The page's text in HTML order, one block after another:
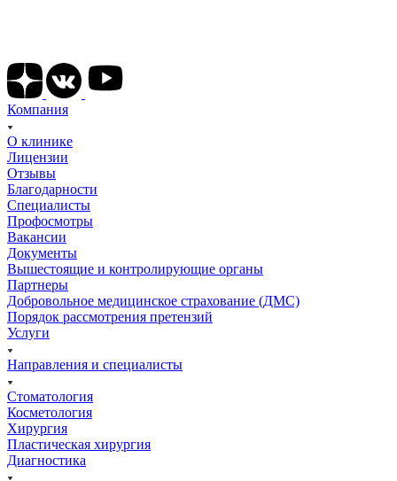
Компания
О клинике
Лицензии
Отзывы
Благодарности
Специалисты
Профосмотры
Вакансии
Документы
Вышестоящие и контролирующие органы
Партнеры
Добровольное медицинское страхование (ДМС)
Порядок рассмотрения претензий
Услуги
Направления и специалисты
Стоматология
Косметология
Хирургия
Пластическая хирургия
Диагностика